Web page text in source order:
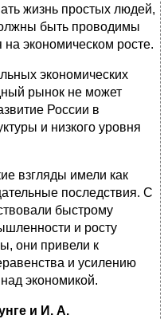
жизнь простых людей,
быть проводимы
экономическом росте.
экономических
рынок не может
России в
и низкого уровня
взгляды имели как
последствия. С
быстрому
и росту
они привели к
и усилению
экономикой.
и И. А.